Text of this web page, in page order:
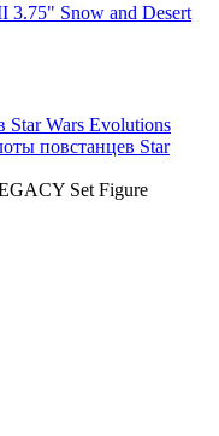
3.75" Snow and Desert
повстанцев Star
Set Figure